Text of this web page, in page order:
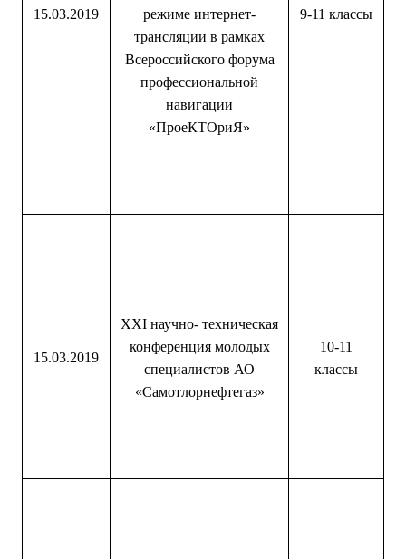
15.03.2019
режиме интернет-
трансляции в рамках
Всероссийского форума
профессиональной
навигации
«ПроеКТОриЯ»
9-11 классы
15.03.2019
XXI научно- техническая
конференция молодых
специалистов АО
«Самотлорнефтегаз»
10-11
классы